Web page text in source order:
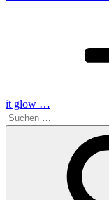
it glow …
Suche
nach: